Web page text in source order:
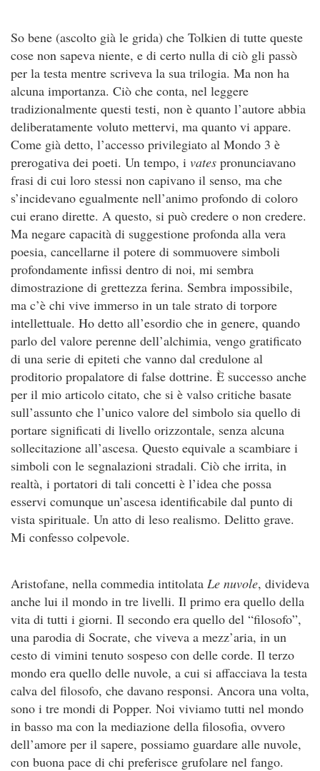
So bene (ascolto già le grida) che Tolkien di tutte queste
cose non sapeva niente, e di certo nulla di ciò gli passò
per la testa mentre scriveva la sua trilogia. Ma non ha
alcuna importanza. Ciò che conta, nel leggere
tradizionalmente questi testi, non è quanto l’autore abbia
deliberatamente voluto mettervi, ma quanto vi appare.
Come già detto, l’accesso privilegiato al Mondo 3 è
prerogativa dei poeti. Un tempo, i vates pronunciavano
frasi di cui loro stessi non capivano il senso, ma che
s’incidevano egualmente nell’animo profondo di coloro
cui erano dirette. A questo, si può credere o non credere.
Ma negare capacità di suggestione profonda alla vera
poesia, cancellarne il potere di sommuovere simboli
profondamente infissi dentro di noi, mi sembra
dimostrazione di grettezza ferina. Sembra impossibile,
ma c’è chi vive immerso in un tale strato di torpore
intellettuale. Ho detto all’esordio che in genere, quando
parlo del valore perenne dell’alchimia, vengo gratificato
di una serie di epiteti che vanno dal credulone al
proditorio propalatore di false dottrine. È successo anche
per il mio articolo citato, che si è valso critiche basate
sull’assunto che l’unico valore del simbolo sia quello di
portare significati di livello orizzontale, senza alcuna
sollecitazione all’ascesa. Questo equivale a scambiare i
simboli con le segnalazioni stradali. Ciò che irrita, in
realtà, i portatori di tali concetti è l’idea che possa
esservi comunque un’ascesa identificabile dal punto di
vista spirituale. Un atto di leso realismo. Delitto grave.
Mi confesso colpevole.
Aristofane, nella commedia intitolata Le nuvole, divideva
anche lui il mondo in tre livelli. Il primo era quello della
vita di tutti i giorni. Il secondo era quello del “filosofo”,
una parodia di Socrate, che viveva a mezz’aria, in un
cesto di vimini tenuto sospeso con delle corde. Il terzo
mondo era quello delle nuvole, a cui si affacciava la testa
calva del filosofo, che davano responsi. Ancora una volta,
sono i tre mondi di Popper. Noi viviamo tutti nel mondo
in basso ma con la mediazione della filosofia, ovvero
dell’amore per il sapere, possiamo guardare alle nuvole,
con buona pace di chi preferisce grufolare nel fango.